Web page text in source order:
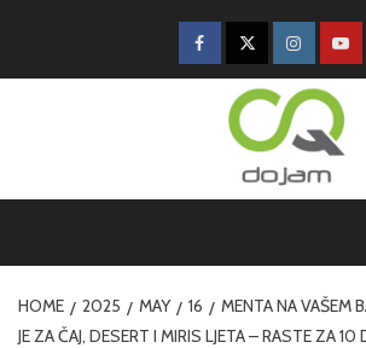
HOME 2025 MAY 16
MENTA NA VAŠEM
JE ZA ČAJ, DESERT I MIRIS LJETA – RASTE ZA 10